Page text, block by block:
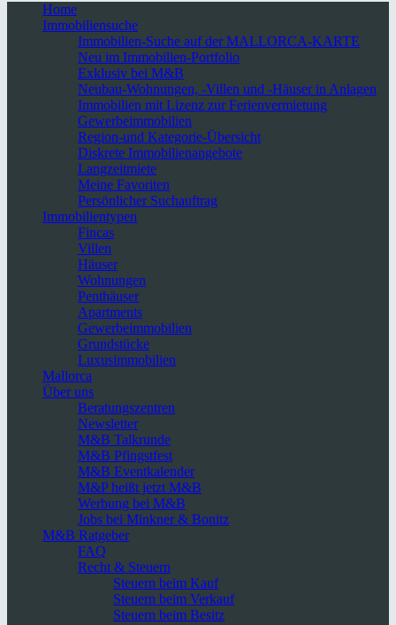
Home
Immobiliensuche
Immobilien-Suche auf der MALLORCA-KARTE
Neu im Immobilien-Portfolio
Exklusiv bei M&B
Neubau-Wohnungen, -Villen und -Häuser in Anlagen
Immobilien mit Lizenz zur Ferienvermietung
Gewerbeimmobilien
Region-und Kategorie-Übersicht
Diskrete Immobilienangebote
Langzeitmiete
Meine Favoriten
Persönlicher Suchauftrag
Immobilientypen
Fincas
Villen
Häuser
Wohnungen
Penthäuser
Apartments
Gewerbeimmobilien
Grundstücke
Luxusimmobilien
Mallorca
Über uns
Beratungszentren
Newsletter
M&B Talkrunde
M&B Pfingstfest
M&B Eventkalender
M&P heißt jetzt M&B
Werbung bei M&B
Jobs bei Minkner & Bonitz
M&B Ratgeber
FAQ
Recht & Steuern
Steuern beim Kauf
Steuern beim Verkauf
Steuern beim Besitz